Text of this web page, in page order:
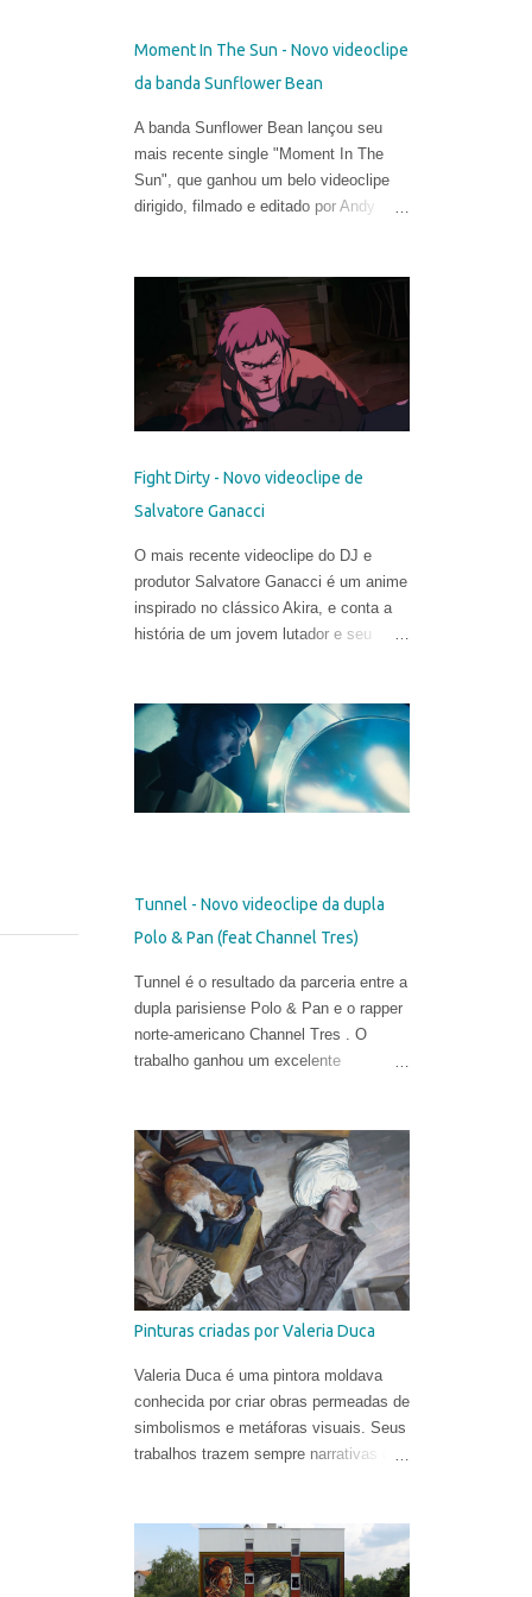
Moment In The Sun - Novo videoclipe
da banda Sunflower Bean
A banda Sunflower Bean lançou seu
mais recente single "Moment In The
Sun", que ganhou um belo videoclipe
dirigido, filmado e editado por Andy
Fight Dirty - Novo videoclipe de
Salvatore Ganacci
O mais recente videoclipe do DJ e
produtor Salvatore Ganacci é um anime
inspirado no clássico Akira, e conta a
história de um jovem lutador e seu
recente contratado da produtora
Business Club Royale, ao lado de Will
Goodfellow & Greg Sharp e produzido
pelas equipes dos estúdios Goono &
Trub Animation.
Tunnel - Novo videoclipe da dupla
Polo & Pan (feat Channel Tres)
Tunnel é o resultado da parceria entre a
dupla parisiense Polo & Pan e o rapper
norte-americano Channel Tres . O
trabalho ganhou um excelente
produzido pela equipe da Téléphone
Maison Films.
Pinturas criadas por Valeria Duca
Valeria Duca é uma pintora moldava
conhecida por criar obras permeadas de
simbolismos e metáforas visuais. Seus
trabalhos trazem sempre narrativas que
começou a sua carreira muito cedo.
Sua primeira exposição aconteceu em
sua cidade natal, Chisinau, quando ela